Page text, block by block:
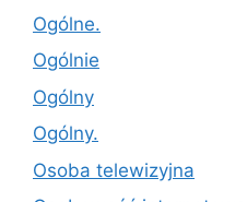
Ogólne.
Ogólnie
Ogólny
Ogólny.
Osoba telewizyjna